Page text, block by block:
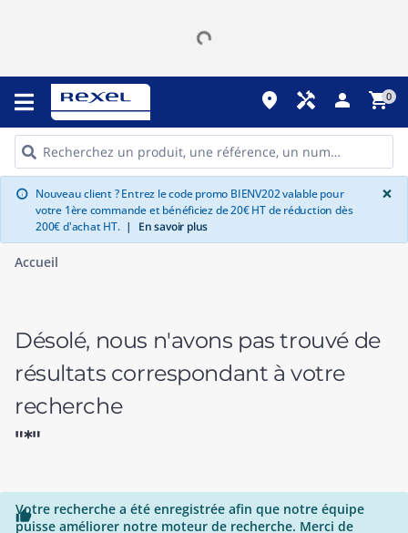
place handyman person shopping_cart0
info Nouveau client ? Entrez le code promo BIENV202 valable pour
votre 1ère commande et bénéficiez de 20€ HT de réduction dès
200€ d'achat HT. | En savoir plus
×
Accueil
Désolé, nous n'avons pas trouvé de
résultats correspondant à votre
recherche
"*"

Votre recherche a été enregistrée afin que notre équipe
puisse améliorer notre moteur de recherche. Merci de